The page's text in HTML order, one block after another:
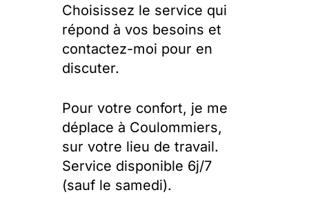
Choisissez le service qui
répond à vos besoins et
contactez-moi pour en
discuter.
Pour votre confort, je me
déplace à Coulommiers,
sur votre lieu de travail.
Service disponible 6j/7
(sauf le samedi).